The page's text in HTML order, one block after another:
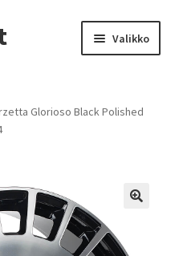
Valikko
Glorioso Black Polished